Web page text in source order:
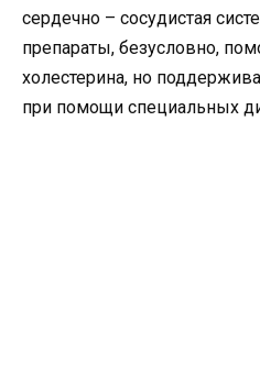
сердечно – сосудистая
препараты, безусловно,
холестерина, но
при помощи специальных